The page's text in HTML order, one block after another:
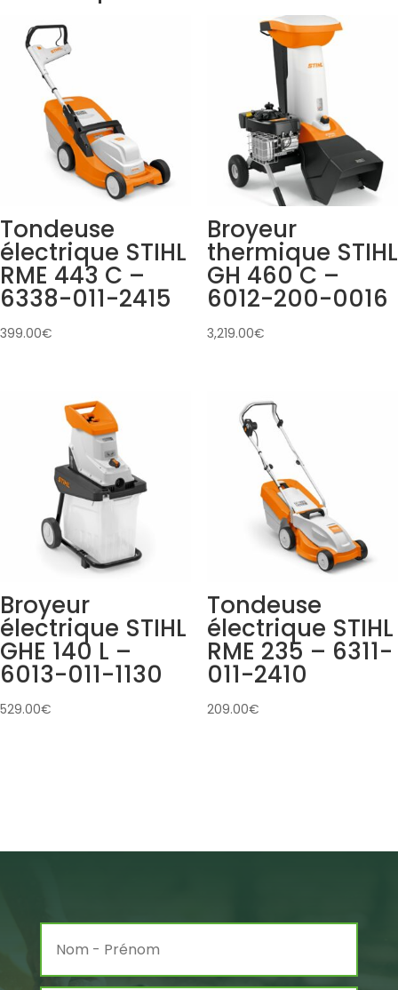
Tondeuse
électrique STIHL
RME 443 C –
6338-011-2415
399.00€
Broyeur
thermique STIHL
GH 460 C –
6012-200-0016
3,219.00€
Broyeur
électrique STIHL
GHE 140 L –
6013-011-1130
529.00€
Tondeuse
électrique STIHL
RME 235 – 6311-
011-2410
209.00€